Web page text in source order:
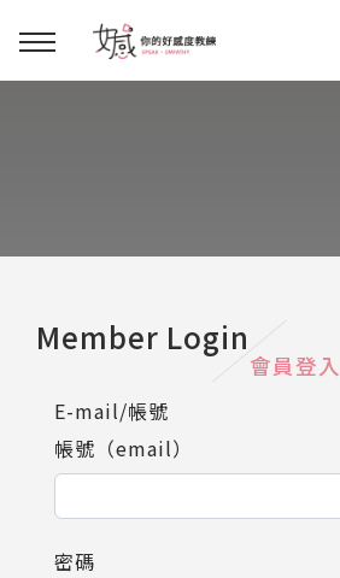
線上課程
嚴選商品
活動報名
它站開課
推薦工具
合作邀約
品牌顧問
主持服務
公眾表達影響力
創意活動企劃力
零秒好感溝通術
服務體驗設計課
維琪簡介
學員推薦
客戶好評
媒體報導
維體驗Unique
維觀點Vision
Member Login
會員登入
E-mail/帳號
帳號（email）
密碼